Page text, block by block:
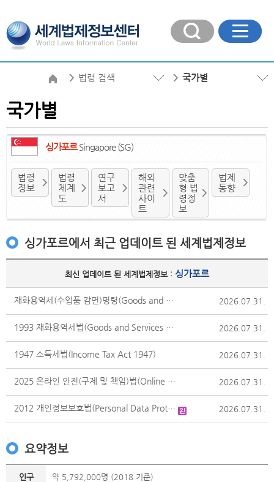
법령 검색 국가별
국가별
싱가포르Singapore (SG)
법령
정보
법령
체계
도
연구
보고
서
해외
관련
사이
트
맞춤
형 법
령정
보
법제
동향
싱가포르에서 최근 업데이트 된 세계법제정보
최신 업데이트 된 세계법제정보 : 싱가포르
재화용역세(수입품 감면)명령(Goods and Services Tax (Imports Relief) Order) 2026.07.31.
1993 재화용역세법(Goods and Services Tax Act 1993) 2026.07.31.
1947 소득세법(Income Tax Act 1947) 2026.07.31.
2025 온라인 안전(구제 및 책임)법(Online Safety (Relief and Accountability) Act 2025) 2026.07.31.
2012 개인정보보호법(Personal Data Protection Act 2012) 2026.07.31.
요약정보
인구 약 5,792,000명 (2018 기준)